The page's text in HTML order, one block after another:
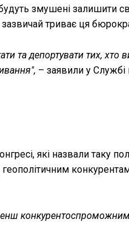
змушені залишити
зазвичай триває ця
та депортувати тих, хто
– заявили у Службі
які назвали таку
геополітичним